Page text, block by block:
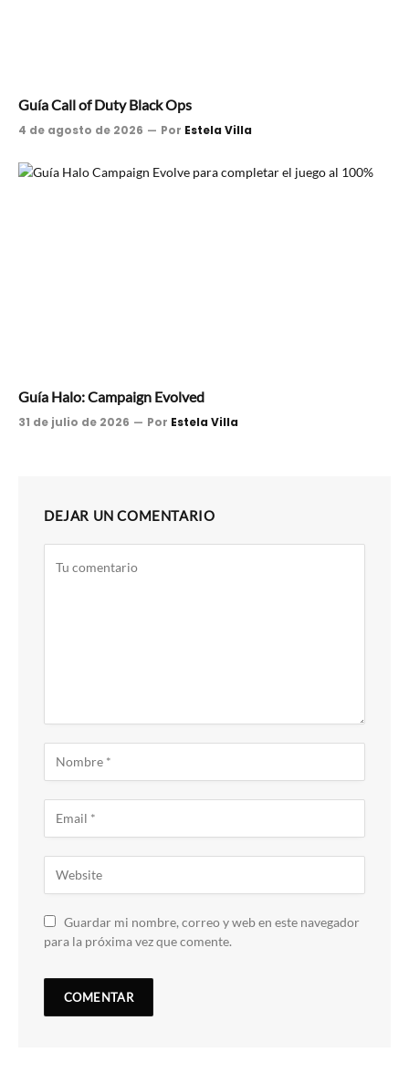
Guía Call of Duty Black Ops
4 de agosto de 2026 Por Estela Villa
Guía Halo: Campaign Evolved
31 de julio de 2026 Por Estela Villa
DEJAR UN COMENTARIO
Guardar mi nombre, correo y web en este navegador
para la próxima vez que comente.